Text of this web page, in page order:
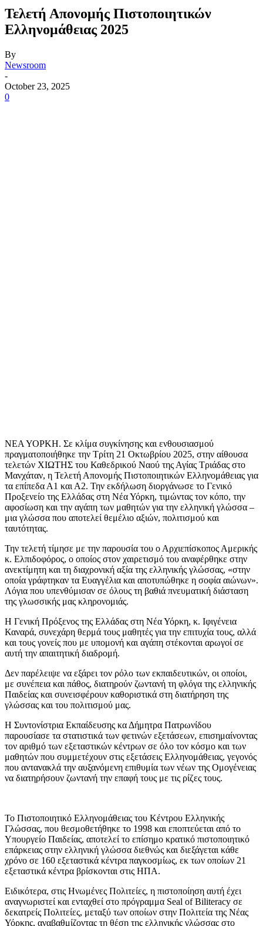
Τελετή Απονομής Πιστοποιητικών
Ελληνομάθειας 2025
By
Newsroom
-
October 23, 2025
0
ΝΕΑ ΥΟΡΚΗ. Σε κλίμα συγκίνησης και ενθουσιασμού
πραγματοποιήθηκε την Τρίτη 21 Οκτωβρίου 2025, στην αίθουσα
τελετών ΧΙΩΤΗΣ του Καθεδρικού Ναού της Αγίας Τριάδας στο
Μανχάταν, η Τελετή Απονομής Πιστοποιητικών Ελληνομάθειας για
τα επίπεδα Α1 και Α2. Την εκδήλωση διοργάνωσε το Γενικό
Προξενείο της Ελλάδας στη Νέα Υόρκη, τιμώντας τον κόπο, την
αφοσίωση και την αγάπη των μαθητών για την ελληνική γλώσσα –
μια γλώσσα που αποτελεί θεμέλιο αξιών, πολιτισμού και
ταυτότητας.
Την τελετή τίμησε με την παρουσία του ο Αρχιεπίσκοπος Αμερικής
κ. Ελπιδοφόρος, ο οποίος στον χαιρετισμό του αναφέρθηκε στην
ανεκτίμητη και τη διαχρονική αξία της ελληνικής γλώσσας, «στην
οποία γράφτηκαν τα Ευαγγέλια και αποτυπώθηκε η σοφία αιώνων».
Λόγια που υπενθύμισαν σε όλους τη βαθιά πνευματική διάσταση
της γλωσσικής μας κληρονομιάς.
Η Γενική Πρόξενος της Ελλάδας στη Νέα Υόρκη, κ. Ιφιγένεια
Καναρά, συνεχάρη θερμά τους μαθητές για την επιτυχία τους, αλλά
και τους γονείς που με υπομονή και αγάπη στέκονται αρωγοί σε
αυτή την απαιτητική διαδρομή.
Δεν παρέλειψε να εξάρει τον ρόλο των εκπαιδευτικών, οι οποίοι,
με συνέπεια και πάθος, διατηρούν ζωντανή τη φλόγα της ελληνικής
Παιδείας και συνεισφέρουν καθοριστικά στη διατήρηση της
γλώσσας και του πολιτισμού μας.
Η Συντονίστρια Εκπαίδευσης κα Δήμητρα Πατρωνίδου
παρουσίασε τα στατιστικά των φετινών εξετάσεων, επισημαίνοντας
τον αριθμό των εξεταστικών κέντρων σε όλο τον κόσμο και των
μαθητών που συμμετέχουν στις εξετάσεις Ελληνομάθειας, γεγονός
που αντανακλά την αυξανόμενη επιθυμία των νέων της Ομογένειας
να διατηρήσουν ζωντανή την επαφή τους με τις ρίζες τους.
Το Πιστοποιητικό Ελληνομάθειας του Κέντρου Ελληνικής
Γλώσσας, που θεσμοθετήθηκε το 1998 και εποπτεύεται από το
Υπουργείο Παιδείας, αποτελεί το επίσημο κρατικό πιστοποιητικό
επάρκειας στην ελληνική γλώσσα διεθνώς και διεξάγεται κάθε
χρόνο σε 160 εξεταστικά κέντρα παγκοσμίως, εκ των οποίων 21
εξεταστικά κέντρα βρίσκονται στις ΗΠΑ.
Ειδικότερα, στις Ηνωμένες Πολιτείες, η πιστοποίηση αυτή έχει
αναγνωριστεί και ενταχθεί στο πρόγραμμα Seal of Biliteracy σε
δεκατρείς Πολιτείες, μεταξύ των οποίων στην Πολιτεία της Νέας
Υόρκης, αναβαθμίζοντας τη θέση της ελληνικής γλώσσας στο